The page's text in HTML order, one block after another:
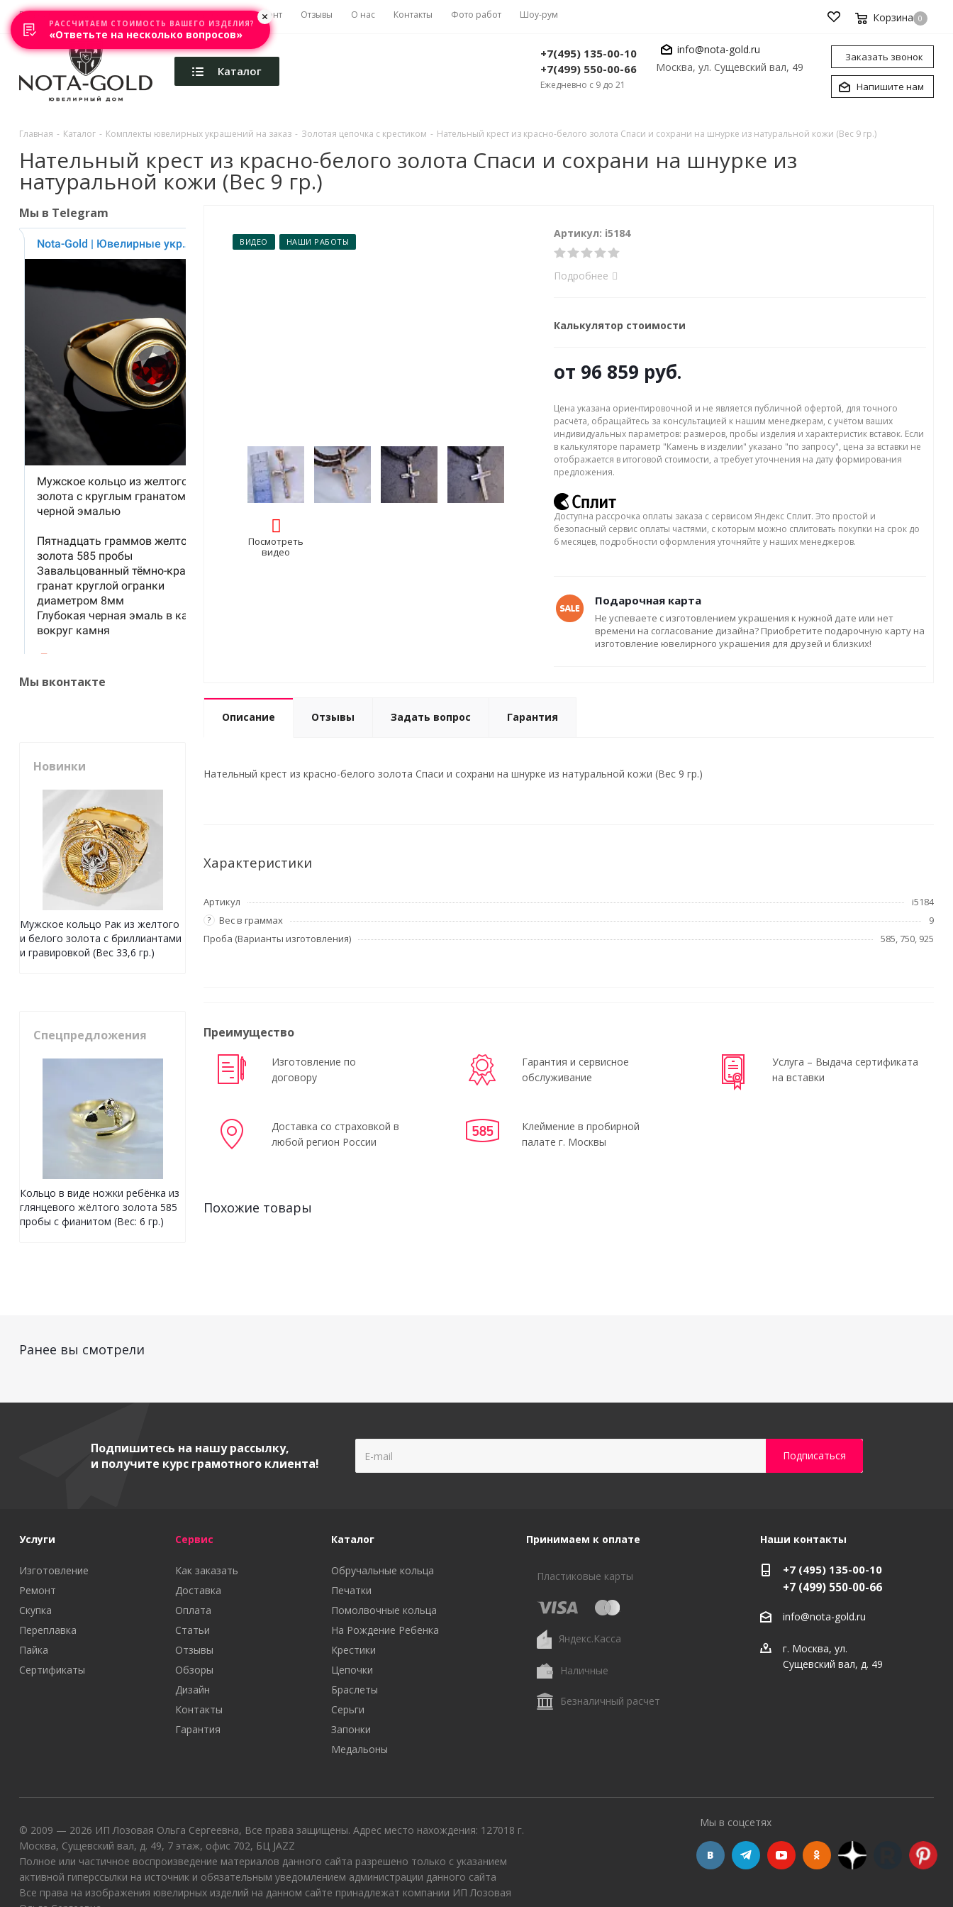
Главная Акции Каталоги Изготовление Ремонт Отзывы О нас Контакты Фото работ Шоу-рум Корзина 0
Каталог
+7(495) 135-00-10
+7(499) 550-00-66
Ежедневно с 9 до 21
info@nota-gold.ru
Москва, ул. Сущевский вал, 49
Заказать звонок
Напишите нам
Главная - Каталог - Комплекты ювелирных украшений на заказ - Золотая цепочка с крестиком - Нательный крест из красно-белого золота Спаси и сохрани на шнурке из натуральной кожи (Вес 9 гр.)
Нательный крест из красно-белого золота Спаси и сохрани на шнурке из
натуральной кожи (Вес 9 гр.)
ВИДЕО НАШИ РАБОТЫ
Посмотреть
видео
Артикул: i5184
Подробнее
Калькулятор стоимости
от 96 859 руб.
Цена указана ориентировочной и не является публичной офертой, для точного
расчёта, обращайтесь за консультацией к нашим менеджерам, с учётом ваших
индивидуальных параметров: размеров, пробы изделия и характеристик вставок. Если
в калькуляторе параметр "Камень в изделии" указано "по запросу", цена за вставки не
отображается в итоговой стоимости, а требует уточнения на дату формирования
предложения.
Доступна рассрочка оплаты заказа с сервисом Яндекс Сплит. Это простой и
безопасный сервис оплаты частями, с которым можно сплитовать покупки на срок до
6 месяцев, подробности оформления уточняйте у наших менеджеров.
Подарочная карта
Не успеваете с изготовлением украшения к нужной дате или нет
времени на согласование дизайна? Приобретите подарочную карту на
изготовление ювелирного украшения для друзей и близких!
Описание Отзывы Задать вопрос Гарантия
Нательный крест из красно-белого золота Спаси и сохрани на шнурке из натуральной кожи (Вес 9 гр.)
Характеристики
Артикул i5184
? Вес в граммах
9
Проба (Варианты изготовления)
585, 750, 925
Преимущество
Изготовление по
договору
Гарантия и сервисное
обслуживание
Услуга – Выдача сертификата
на вставки
Доставка со страховкой в
любой регион России
Клеймение в пробирной
палате г. Москвы
Похожие товары
Мы в Telegram
Мы вконтакте
Новинки
Мужское кольцо Рак из желтого
и белого золота с бриллиантами
и гравировкой (Вес 33,6 гр.)
Спецпредложения
Кольцо в виде ножки ребёнка из
глянцевого жёлтого золота 585
пробы с фианитом (Вес: 6 гр.)
Ранее вы смотрели
Подпишитесь на нашу рассылку,
и получите курс грамотного клиента!
Услуги
Изготовление
Ремонт
Скупка
Переплавка
Пайка
Сертификаты
Сервис
Как заказать
Доставка
Оплата
Статьи
Отзывы
Обзоры
Дизайн
Контакты
Гарантия
Каталог
Обручальные кольца
Печатки
Помолвочные кольца
На Рождение Ребенка
Крестики
Цепочки
Браслеты
Серьги
Запонки
Медальоны
Принимаем к оплате
Пластиковые карты
Яндекс.Касса
Наличные
Безналичный расчет
Наши контакты
+7 (495) 135-00-10
+7 (499) 550-00-66
info@nota-gold.ru
г. Москва, ул.
Сущевский вал, д. 49
© 2009 — 2026 ИП Лозовая Ольга Сергеевна, Все права защищены. Адрес место нахождения: 127018 г.
Москва, Сущевский вал, д. 49, 7 этаж, офис 702, БЦ JAZZ
Полное или частичное воспроизведение материалов данного сайта разрешено только с указанием
активной гиперссылки на источник и обязательным уведомлением администрации данного сайта
Все права на изображения ювелирных изделий на данном сайте принадлежат компании ИП Лозовая
Мы в соцсетях
РАССЧИТАЕМ СТОИМОСТЬ ВАШЕГО ИЗДЕЛИЯ?
«Ответьте на несколько вопросов»